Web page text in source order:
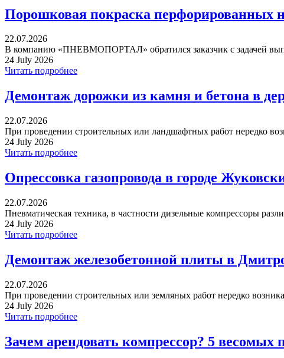
Порошковая покраска перфорированных
22.07.2026
В компанию «ПНЕВМОПОРТАЛ» обратился заказчик с задачей
24 July 2026
Читать подробнее
Демонтаж дорожки из камня и бетона в
22.07.2026
При проведении строительных или ландшафтных работ нередко
24 July 2026
Читать подробнее
Опрессовка газопровода в городе
22.07.2026
Пневматическая техника, в частности дизельные компрессоры
24 July 2026
Читать подробнее
Демонтаж железобетонной плиты в
22.07.2026
При проведении строительных или земляных работ нередко
24 July 2026
Читать подробнее
Зачем арендовать компрессор? 5 весомых